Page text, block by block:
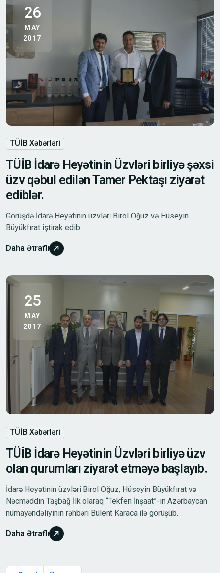
26
MAY
2017
TÜİB Xəbərləri
TÜİB İdarə Heyətinin Üzvləri birliyə şəxsi
üzv qəbul edilən Tamer Pektaşı ziyarət
ediblər.
Görüşdə İdarə Heyətinin üzvləri Birol Oğuz və Hüseyin
Büyükfırat iştirak edib.
Daha Ətraflı
25
MAY
2017
TÜİB Xəbərləri
TÜİB İdarə Heyətinin Üzvləri birliyə üzv
olan qurumları ziyarət etməyə başlayıb.
İdarə Heyətinin üzvləri Birol Oğuz, Hüseyin Büyükfırat və
Nəcməddin Taşbağ İlk olaraq “Tekfen İnşaat”-ın Azərbaycan
nümayəndəliyinin rəhbəri Bülent Karaca ilə görüşüb.
Daha Ətraflı